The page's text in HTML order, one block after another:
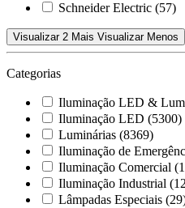
Schneider Electric (57)
Visualizar 2 Mais Visualizar Menos
Categorias
Iluminação LED &
Iluminação LED (5300)
Luminárias (8369)
Iluminação de
Iluminação Comercial
Iluminação Industrial
Lâmpadas Especiais